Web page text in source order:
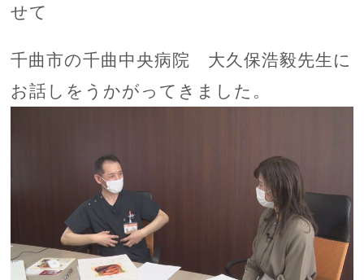
せて
千曲市の千曲中央病院 大久保浩毅先生に
お話しをうかがってきました。